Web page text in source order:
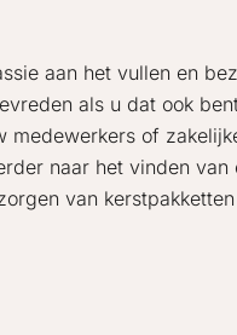
aan het vullen en
als u dat ook
of
naar het vinden van
van